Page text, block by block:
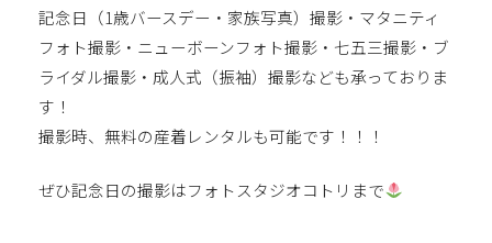
記念日（1歳バースデー・家族写真）撮影・マタニティ
フォト撮影・ニューボーンフォト撮影・七五三撮影・ブ
ライダル撮影・成人式（振袖）撮影なども承っておりま
す！
撮影時、無料の産着レンタルも可能です！！！
ぜひ記念日の撮影はフォトスタジオコトリまで